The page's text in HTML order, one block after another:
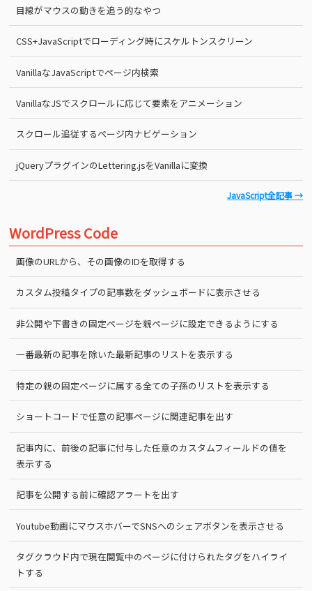
目線がマウスの動きを追う的なやつ
CSS+JavaScriptでローディング時にスケルトンスクリーン
VanillaなJavaScriptでページ内検索
VanillaなJSでスクロールに応じて要素をアニメーション
スクロール追従するページ内ナビゲーション
jQueryプラグインのLettering.jsをVanillaに変換
JavaScript全記事 →
WordPress Code
画像のURLから、その画像のIDを取得する
カスタム投稿タイプの記事数をダッシュボードに表示させる
非公開や下書きの固定ページを親ページに設定できるようにする
一番最新の記事を除いた最新記事のリストを表示する
特定の親の固定ページに属する全ての子孫のリストを表示する
ショートコードで任意の記事ページに関連記事を出す
記事内に、前後の記事に付与した任意のカスタムフィールドの値を
表示する
記事を公開する前に確認アラートを出す
Youtube動画にマウスホバーでSNSへのシェアボタンを表示させる
タグクラウド内で現在閲覧中のページに付けられたタグをハイライ
トする